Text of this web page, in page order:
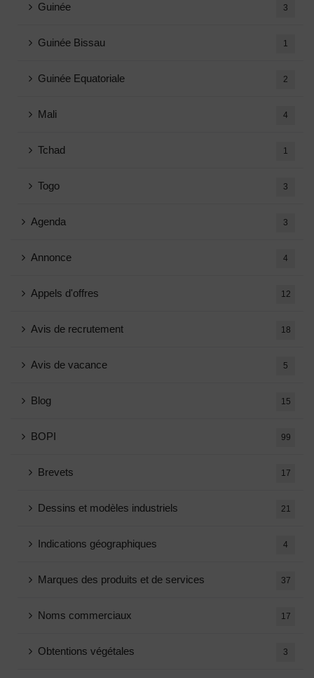
Guinée 3
Guinée Bissau 1
Guinée Equatoriale 2
Mali 4
Tchad 1
Togo 3
Agenda 3
Annonce 4
Appels d'offres 12
Avis de recrutement 18
Avis de vacance 5
Blog 15
BOPI 99
Brevets 17
Dessins et modèles industriels 21
Indications géographiques 4
Marques des produits et de services 37
Noms commerciaux 17
Obtentions végétales 3